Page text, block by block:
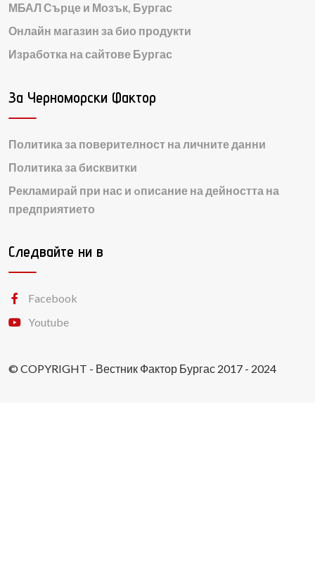
МБАЛ Сърце и Мозък, Бургас
Онлайн магазин за био продукти
Изработка на сайтове Бургас
За Черноморски Фактор
Политика за поверителност на личните данни
Политика за бисквитки
Рекламирай при нас и oписание на дейността на
предприятието
Следвайте ни в
Facebook
Youtube
© COPYRIGHT - Вестник Фактор Бургас 2017 - 2024